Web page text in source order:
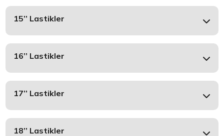
15’’ Lastikler
16’’ Lastikler
17’’ Lastikler
18’’ Lastikler